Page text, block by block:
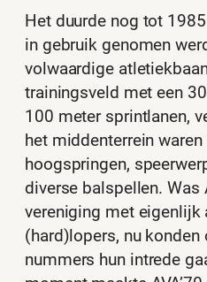
Het duurde nog tot
in gebruik genomen
volwaardige
trainingsveld met een
100 meter sprintlanen,
het middenterrein
hoogspringen,
diverse balspellen. Was
vereniging met eigenlijk
(hard)lopers, nu
nummers hun intrede